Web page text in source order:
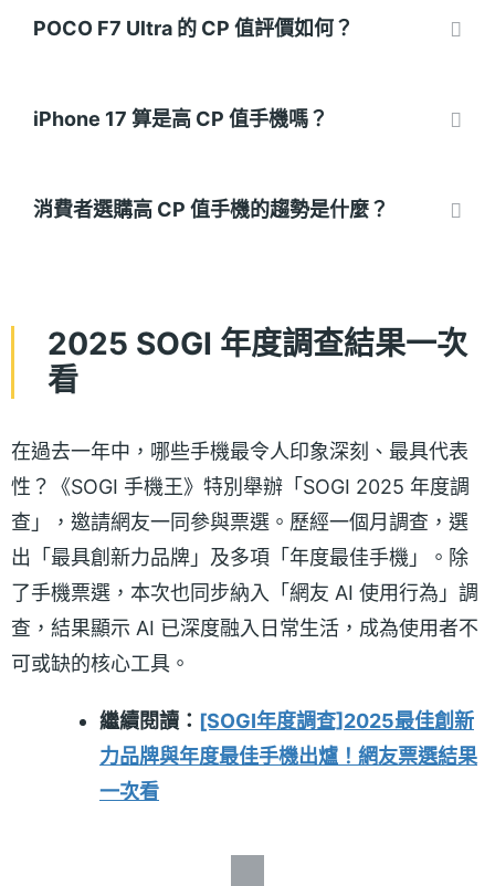
POCO F7 Ultra 的 CP 值評價如何？
iPhone 17 算是高 CP 值手機嗎？
消費者選購高 CP 值手機的趨勢是什麼？
2025 SOGI 年度調查結果一次
看
在過去一年中，哪些手機最令人印象深刻、最具代表
性？《SOGI 手機王》特別舉辦「SOGI 2025 年度調
查」，邀請網友一同參與票選。歷經一個月調查，選
出「最具創新力品牌」及多項「年度最佳手機」。除
了手機票選，本次也同步納入「網友 AI 使用行為」調
查，結果顯示 AI 已深度融入日常生活，成為使用者不
可或缺的核心工具。
繼續閱讀： [SOGI年度調查]2025最佳創新
力品牌與年度最佳手機出爐！網友票選結果
一次看